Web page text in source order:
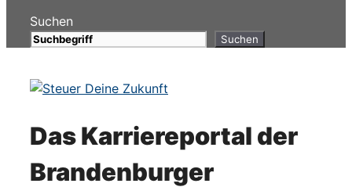
Suchen
Suchen
Das Karriereportal der
Brandenburger